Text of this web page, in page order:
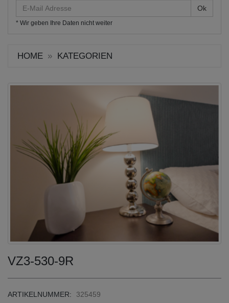
Mail
Adresse
* Wir geben Ihre Daten nicht weiter
HOME KATEGORIEN
VZ3-530-9R
ARTIKELNUMMER: 325459